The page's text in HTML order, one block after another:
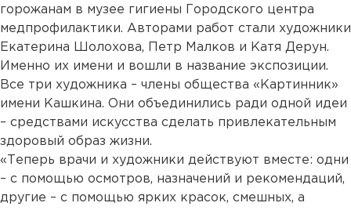
горожанам в музее гигиены Городского центра
медпрофилактики. Авторами работ стали художники
Екатерина Шолохова, Петр Малков и Катя Дерун.
Именно их имени и вошли в название экспозиции.
Все три художника – члены общества «Картинник»
имени Кашкина. Они объединились ради одной идеи
– средствами искусства сделать привлекательным
здоровый образ жизни.
«Теперь врачи и художники действуют вместе: одни
– с помощью осмотров, назначений и рекомендаций,
другие – с помощью ярких красок, смешных, а